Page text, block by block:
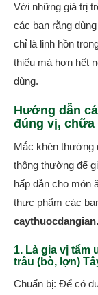
Với những giá trị
các bạn rằng
chỉ là linh hồn
thiếu mà hơn hết
dùng.
Hướng dẫn
đúng vị, chữa
Mắc khén thường
thông thường để
hấp dẫn cho món
thực phẩm các
1. Là gia vị tẩm
trâu (bò, lợn)
Chuẩn bị: Để có